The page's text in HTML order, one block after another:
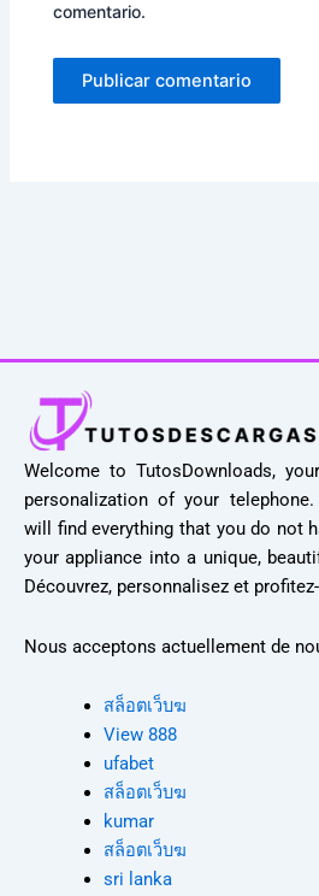
comentario.
Welcome to TutosDownloads,
personalization of your
will find everything that you do not
your appliance into a unique,
Découvrez, personnalisez et
Nous acceptons actuellement de
สล็อตเว็บฆ
View 888
ufabet
สล็อตเว็บฆ
kumar
สล็อตเว็บฆ
sri lanka